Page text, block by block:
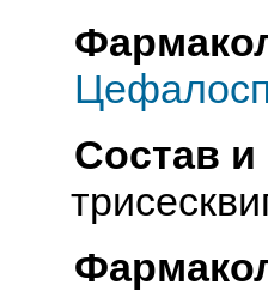
Состав